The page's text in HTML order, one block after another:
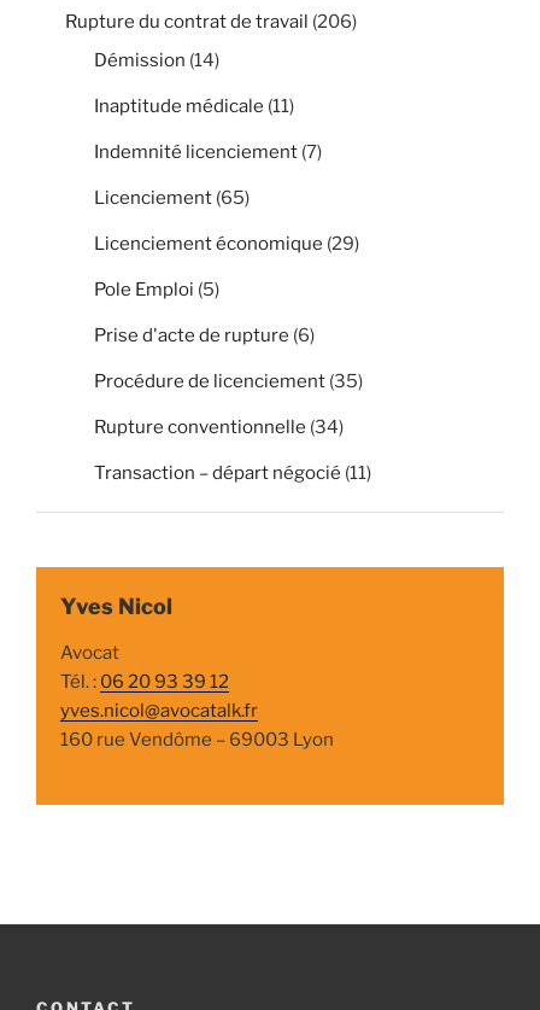
Rupture du contrat de travail (206)
Démission (14)
Inaptitude médicale (11)
Indemnité licenciement (7)
Licenciement (65)
Licenciement économique (29)
Pole Emploi (5)
Prise d'acte de rupture (6)
Procédure de licenciement (35)
Rupture conventionnelle (34)
Transaction – départ négocié (11)
Yves Nicol
Avocat
Tél. : 06 20 93 39 12
yves.nicol@avocatalk.fr
160 rue Vendôme – 69003 Lyon